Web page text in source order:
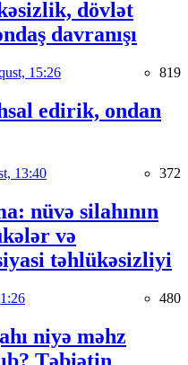
dövlət
davranışı
15:26 819
edirik, ondan
13:40 372
nüvə silahının
və
təhlükəsizliyi
480
niyə məhz
Təbiətin